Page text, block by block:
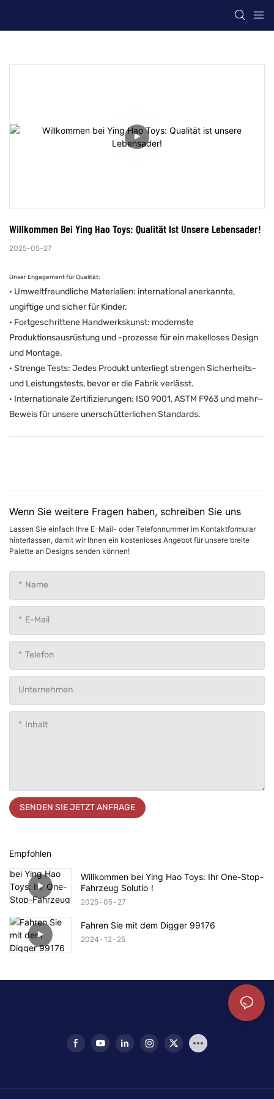
Willkommen Bei Ying Hao Toys: Qualität Ist Unsere Lebensader!
2025-05-27
Unser Engagement für Qualität:
· Umweltfreundliche Materialien: international anerkannte,
ungiftige und sicher für Kinder.
· Fortgeschrittene Handwerkskunst: modernste
Produktionsausrüstung und -prozesse für ein makelloses Design
und Montage.
· Strenge Tests: Jedes Produkt unterliegt strengen Sicherheits-
und Leistungstests, bevor er die Fabrik verlässt.
· Internationale Zertifizierungen: ISO 9001, ASTM F963 und mehr—
Beweis für unsere unerschütterlichen Standards.
Wenn Sie weitere Fragen haben, schreiben Sie uns
Lassen Sie einfach Ihre E-Mail- oder Telefonnummer im Kontaktformular
hinterlassen, damit wir Ihnen ein kostenloses Angebot für unsere breite
Palette an Designs senden können!
Name
E-Mail
Telefon
Unternehmen
Inhalt
SENDEN SIE JETZT ANFRAGE
Empfohlen
Willkommen bei Ying Hao Toys: Ihr One-Stop-
Fahrzeug Solutio！
2025 05 27
Fahren Sie mit dem Digger 99176
2024 12 25